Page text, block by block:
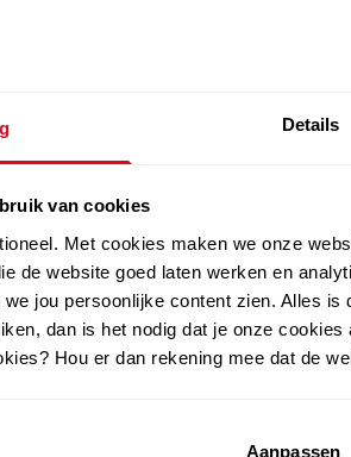
Details
van cookies
Met cookies maken we onze
de website goed laten werken en
jou persoonlijke content zien. Alles
dan is het nodig dat je onze
Hou er dan rekening mee dat de
Aanpassen